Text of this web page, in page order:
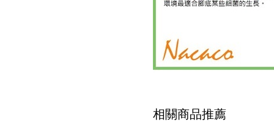
相關商品推薦